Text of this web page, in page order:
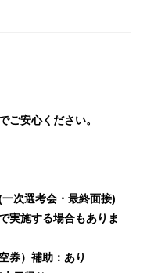
ご安心ください。
次選考会・最終面接)
施する場合もありま
券）補助：あり